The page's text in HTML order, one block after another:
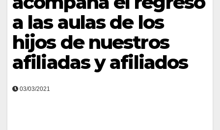
a las aulas de los
hijos de nuestros
afiliadas y afiliados
03/03/2021